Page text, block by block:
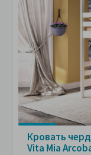
Кровать
Vita Mia